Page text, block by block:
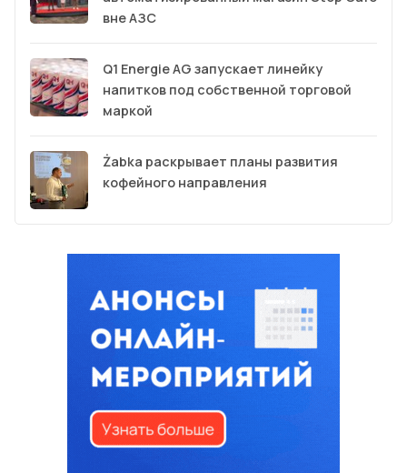
вне АЗС
Q1 Energie AG запускает линейку
напитков под собственной торговой
маркой
Żabka раскрывает планы развития
кофейного направления